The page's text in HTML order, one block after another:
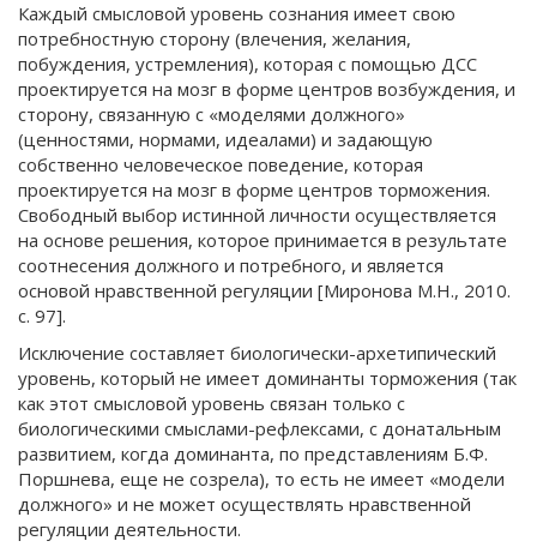
Каждый смысловой уровень сознания имеет свою
потребностную сторону (влечения, желания,
побуждения, устремления), которая с помощью ДСС
проектируется на мозг в форме центров возбуждения, и
сторону, связанную с «моделями должного»
(ценностями, нормами, идеалами) и задающую
собственно человеческое поведение, которая
проектируется на мозг в форме центров торможения.
Свободный выбор истинной личности осуществляется
на основе решения, которое принимается в результате
соотнесения должного и потребного, и является
основой нравственной регуляции [Миронова М.Н., 2010.
с. 97].
Исключение составляет биологически-архетипический
уровень, который не имеет доминанты торможения (так
как этот смысловой уровень связан только с
биологическими смыслами-рефлексами, с донатальным
развитием, когда доминанта, по представлениям Б.Ф.
Поршнева, еще не созрела), то есть не имеет «модели
должного» и не может осуществлять нравственной
регуляции деятельности.